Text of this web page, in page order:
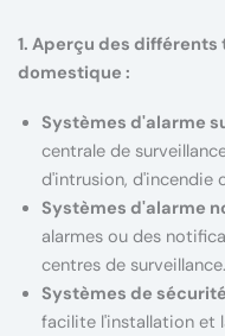
1. Aperçu des
domestique :
Systèmes d'alarme
centrale de
d'intrusion, d'incendie
Systèmes d'alarme
alarmes ou des
centres de surveillance.
Systèmes de
facilite l'installation et